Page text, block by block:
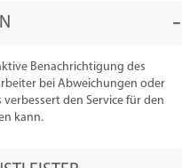
Benachrichtigung des
bei Abweichungen oder
den Service für den
kann.